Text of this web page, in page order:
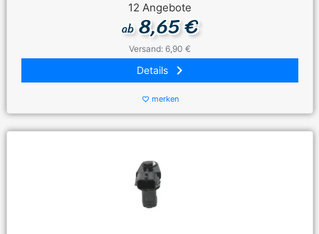
12 Angebote
ab8,65 €
Versand: 6,90 €
Details keyboard_arrow_right
favorite_border merken